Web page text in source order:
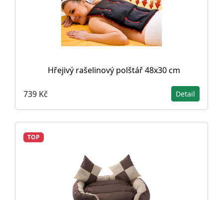
Hřejivý rašelinový polštář 48x30 cm
739 Kč Detail
TOP